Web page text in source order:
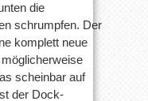
die
schrumpfen. Der
komplett neue
scheinbar auf
der Dock-